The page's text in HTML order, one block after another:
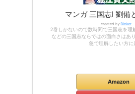
マンガ 三国志Ⅰ 劉備
created by Rinker
2巻しかないので数時間で三国志を理
などの三国志ならではの面白さはあ
急で理解したい方に
Amazon